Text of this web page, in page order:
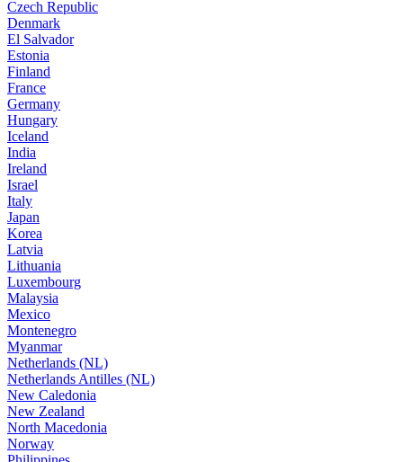
Czech Republic
Denmark
El Salvador
Estonia
Finland
France
Germany
Hungary
Iceland
India
Ireland
Israel
Italy
Japan
Korea
Latvia
Lithuania
Luxembourg
Malaysia
Mexico
Montenegro
Myanmar
Netherlands (NL)
Netherlands Antilles (NL)
New Caledonia
New Zealand
North Macedonia
Norway